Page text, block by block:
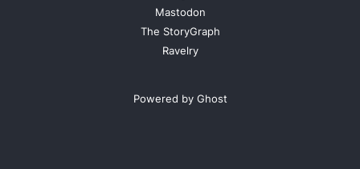
Mastodon
The StoryGraph
Ravelry
Powered by Ghost